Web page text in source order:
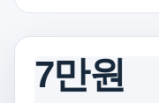
7만원